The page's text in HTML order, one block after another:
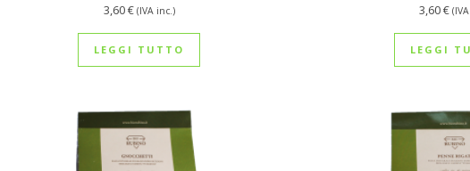
3,60€ (IVA inc.)
LEGGI TUTTO
3,60€
LEGGI